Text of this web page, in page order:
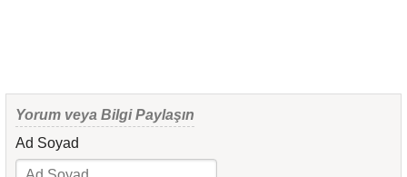
Yorum veya Bilgi Paylaşın
Ad Soyad